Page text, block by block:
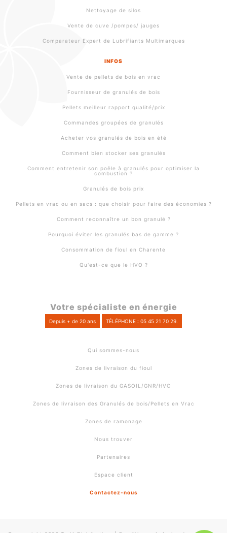
Nettoyage de silos
Vente de cuve /pompes/ jauges
Comparateur Expert de Lubrifiants Multimarques
INFOS
Vente de pellets de bois en vrac
Fournisseur de granulés de bois
Pellets meilleur rapport qualité/prix
Commandes groupées de granulés
Acheter vos granulés de bois en été
Comment bien stocker ses granulés
Comment entretenir son poêle à granulés pour optimiser la
combustion ?
Granulés de bois prix
Pellets en vrac ou en sacs : que choisir pour faire des économies ?
Comment reconnaître un bon granulé ?
Pourquoi éviter les granulés bas de gamme ?
Consommation de fioul en Charente
Qu'est-ce que le HVO ?
Votre spécialiste en énergie
Depuis + de 20 ans TÉLÉPHONE : 05 45 21 70 29.
Qui sommes-nous
Zones de livraison du fioul
Zones de livraison du GASOIL/GNR/HVO
Zones de livraison des Granulés de bois/Pellets en Vrac
Zones de ramonage
Nous trouver
Partenaires
Espace client
Contactez-nous